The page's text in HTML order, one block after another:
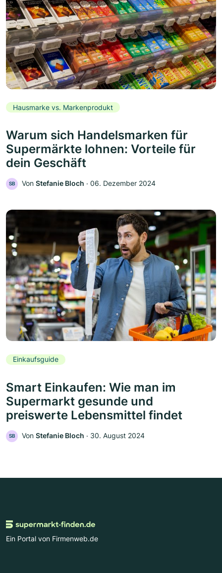
Hausmarke vs. Markenprodukt
Warum sich Handelsmarken für
Supermärkte lohnen: Vorteile für
dein Geschäft
SB Von Stefanie Bloch ‧ 06. Dezember 2024
Einkaufsguide
Smart Einkaufen: Wie man im
Supermarkt gesunde und
preiswerte Lebensmittel findet
SB Von Stefanie Bloch ‧ 30. August 2024
Ein Portal von Firmenweb.de